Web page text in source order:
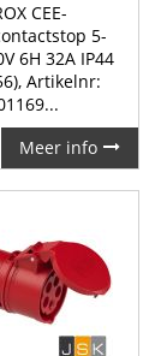
CEE-
5-
6H 32A IP44
Artikelnr:
Meer info